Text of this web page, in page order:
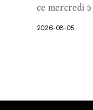
ce mercredi
2026-08-05